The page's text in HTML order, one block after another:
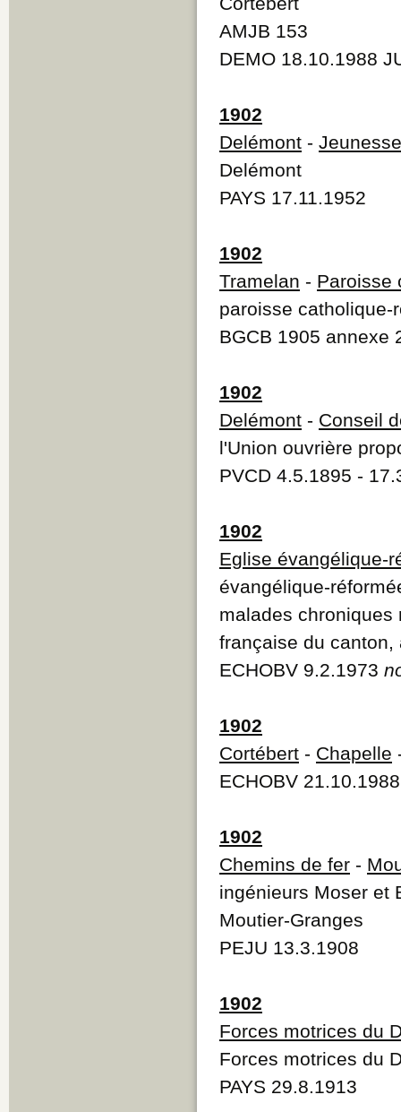
AMJB 153
DEMO 18.10.1988
1902
Delémont -
Delémont
PAYS 17.11.1952
1902
Tramelan - Paroisse
paroisse catholique-
BGCB 1905 annexe
1902
Delémont - Conseil
l'Union ouvrière
PVCD 4.5.1895 -
1902
Eglise évangélique-
évangélique-
malades chroniques
française du
ECHOBV 9.2.1973
1902
Cortébert - Chapelle
ECHOBV 21.10.1988
1902
Chemins de fer -
ingénieurs Moser et
Moutier-Granges
PEJU 13.3.1908
1902
Forces motrices du
Forces motrices du
PAYS 29.8.1913